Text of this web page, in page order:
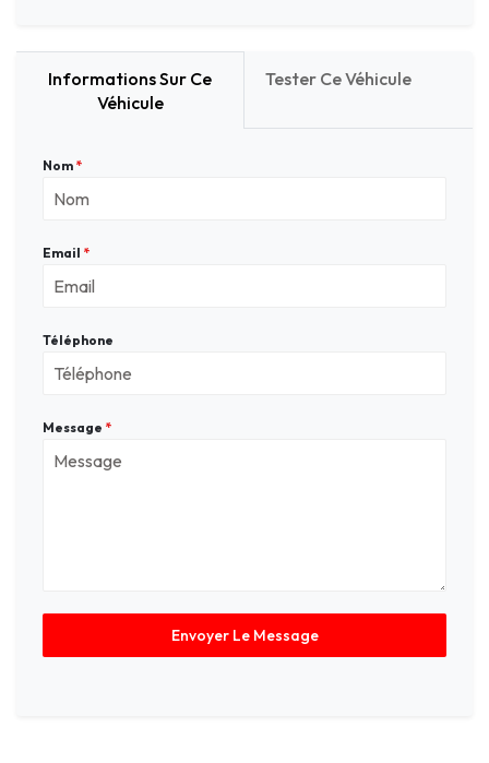
Informations Sur Ce
Véhicule
Tester Ce Véhicule
Nom *
Email *
Téléphone
Message *
Envoyer Le Message